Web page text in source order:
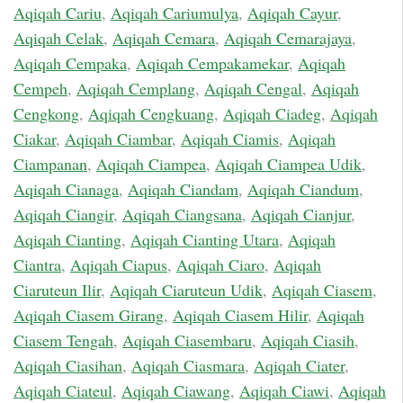
Aqiqah Cariu, Aqiqah Cariumulya, Aqiqah Cayur,
Aqiqah Celak, Aqiqah Cemara, Aqiqah Cemarajaya,
Aqiqah Cempaka, Aqiqah Cempakamekar, Aqiqah
Cempeh, Aqiqah Cemplang, Aqiqah Cengal, Aqiqah
Cengkong, Aqiqah Cengkuang, Aqiqah Ciadeg, Aqiqah
Ciakar, Aqiqah Ciambar, Aqiqah Ciamis, Aqiqah
Ciampanan, Aqiqah Ciampea, Aqiqah Ciampea Udik,
Aqiqah Cianaga, Aqiqah Ciandam, Aqiqah Ciandum,
Aqiqah Ciangir, Aqiqah Ciangsana, Aqiqah Cianjur,
Aqiqah Cianting, Aqiqah Cianting Utara, Aqiqah
Ciantra, Aqiqah Ciapus, Aqiqah Ciaro, Aqiqah
Ciaruteun Ilir, Aqiqah Ciaruteun Udik, Aqiqah Ciasem,
Aqiqah Ciasem Girang, Aqiqah Ciasem Hilir, Aqiqah
Ciasem Tengah, Aqiqah Ciasembaru, Aqiqah Ciasih,
Aqiqah Ciasihan, Aqiqah Ciasmara, Aqiqah Ciater,
Aqiqah Ciateul, Aqiqah Ciawang, Aqiqah Ciawi, Aqiqah